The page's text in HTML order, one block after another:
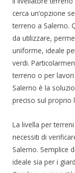
cerca un’opzione
terreno a Salerno.
da utilizzare,
uniforme, ideale
verdi.
terreno o per
Salerno è la
preciso sul proprio
La livella per
necessiti di
Salerno. Semplice
ideale sia per i